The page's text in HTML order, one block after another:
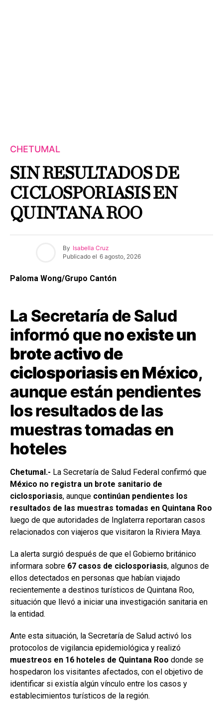
CHETUMAL
SIN RESULTADOS DE
CICLOSPORIASIS EN
QUINTANA ROO
By Isabella Cruz
Publicado el 6 agosto, 2026
Paloma Wong/Grupo Cantón
La Secretaría de Salud
informó queno existe un
brote activo de
ciclosporiasis en México,
aunque están pendientes
los resultados de las
muestras tomadas en
hoteles
Chetumal.- La Secretaría de Salud Federal confirmó que
México no registra un brote sanitario de
ciclosporiasis, aunque continúan pendientes los
resultados de las muestras tomadas en Quintana Roo
luego de que autoridades de Inglaterra reportaran casos
relacionados con viajeros que visitaron la Riviera Maya.
La alerta surgió después de que el Gobierno británico
informara sobre 67 casos de ciclosporiasis, algunos de
ellos detectados en personas que habían viajado
recientemente a destinos turísticos de Quintana Roo,
situación que llevó a iniciar una investigación sanitaria en
la entidad.
Ante esta situación, la Secretaría de Salud activó los
protocolos de vigilancia epidemiológica y realizó
muestreos en 16 hoteles de Quintana Roo donde se
hospedaron los visitantes afectados, con el objetivo de
identificar si existía algún vínculo entre los casos y
establecimientos turísticos de la región.